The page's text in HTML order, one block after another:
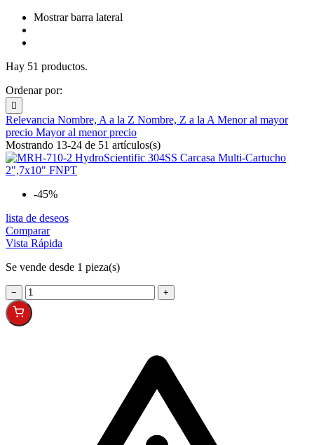
Mostrar barra lateral
Hay 51 productos.
Ordenar por:

Relevancia Nombre, A a la Z Nombre, Z a la A Menor al mayor
precio Mayor al menor precio
Mostrando 13-24 de 51 artículos(s)
-45%
lista de deseos
Comparar
Vista Rápida
Se vende desde 1 pieza(s)
− +